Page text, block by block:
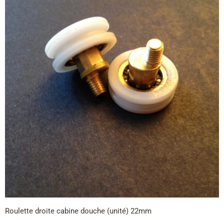
Roulette droite cabine douche (unité) 22mm